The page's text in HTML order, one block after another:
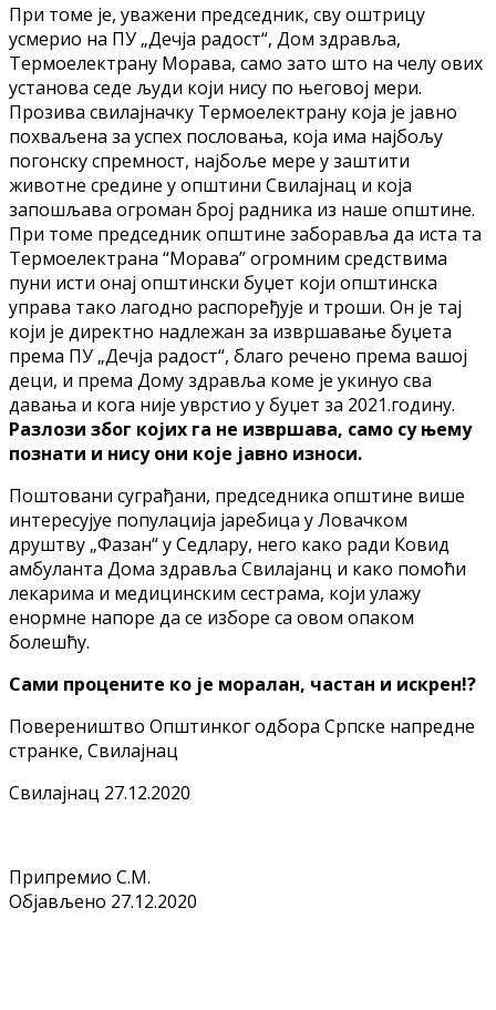
При томе је, уважени председник, сву оштрицу
усмерио на ПУ „Дечја радост“, Дом здравља,
Термоелектрану Морава, само зато што на челу ових
установа седе људи који нису по његовој мери.
Прозива свилајначку Термоелектрану која је јавно
похваљена за успех пословања, која има најбољу
погонску спремност, најбоље мере у заштити
животне средине у општини Свилајнац и која
запошљава огроман број радника из наше општине.
При томе председник општине заборавља да иста та
Термоелектрана “Морава” огромним средствима
пуни исти онај општински буџет који општинска
управа тако лагодно распоређује и троши. Он је тај
који је директно надлежан за извршавање буџета
према ПУ „Дечја радост“, благо речено према вашој
деци, и према Дому здравља коме је укинуо сва
давања и кога није уврстио у буџет за 2021.годину.
Разлози због којих га не извршава, само су њему
познати и нису они које јавно износи.
Поштовани суграђани, председника општине више
интересујуе популација јаребица у Ловачком
друштву „Фазан“ у Седлару, него како ради Ковид
амбуланта Дома здравља Свилајанц и како помоћи
лекарима и медицинским сестрама, који улажу
енормне напоре да се изборе са овом опаком
болешћу.
Сами процените ко је моралан, частан и искрен!?
​​​​​​​​Повереништво Општинког одбора Српске напредне
странке, Свилајнац
Свилајнац 27.12.2020
Припремио С.М.
Објављено 27.12.2020